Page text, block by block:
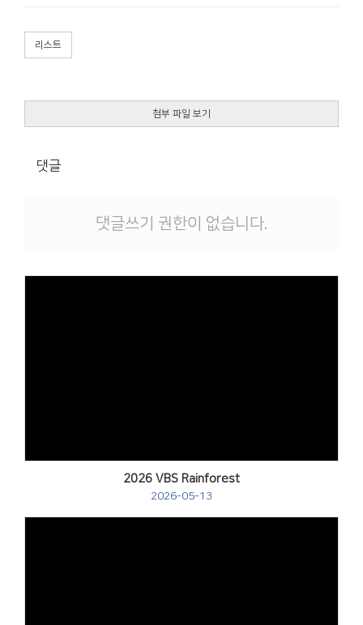
리스트
첨부 파일 보기
댓글
댓글쓰기 권한이 없습니다.
2026 VBS Rainforest
2026-05-13